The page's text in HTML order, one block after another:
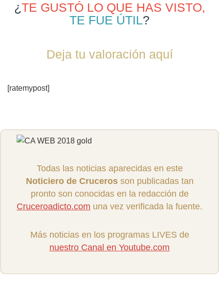
¿TE GUSTÓ LO QUE HAS VISTO,
TE FUE ÚTIL?
Deja tu valoración aquí
[ratemypost]
Todas las noticias aparecidas en este
Noticiero de Crucerosson publicadas tan
pronto son conocidas en la redacción de
Cruceroadicto.com una vez verificada la fuente.
Más noticias en los programas LIVES de
nuestro Canal en Youtube.com